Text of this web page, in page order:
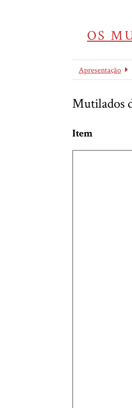
OS
Apresentação
Mutilados
Item